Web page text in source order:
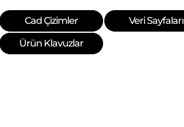
Cad Çizimler Veri Sayfaları
Ürün Klavuzlar